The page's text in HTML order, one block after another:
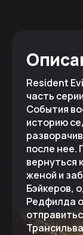
Resident
часть
События
историю
после нее.
вернуться
женой и
Бэйкеров,
Редфилда